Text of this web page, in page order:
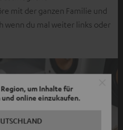
um Inhalte für
online einzukaufen.
mit der ganzen Familie und
wenn du mal weiter links oder